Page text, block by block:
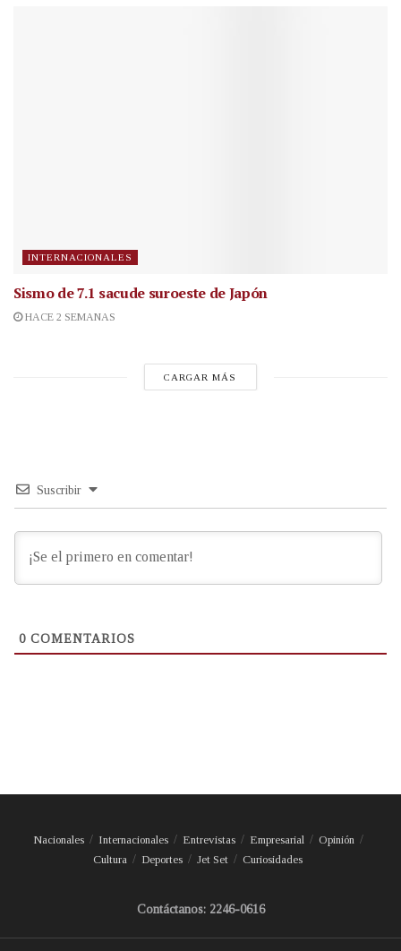
INTERNACIONALES
Sismo de 7.1 sacude suroeste de Japón
HACE 2 SEMANAS
CARGAR MÁS
Suscribir
0 COMENTARIOS
Nacionales Internacionales Entrevistas Empresarial
Opinión
Cultura
Deportes Jet Set Curiosidades
Contáctanos: 2246-0616